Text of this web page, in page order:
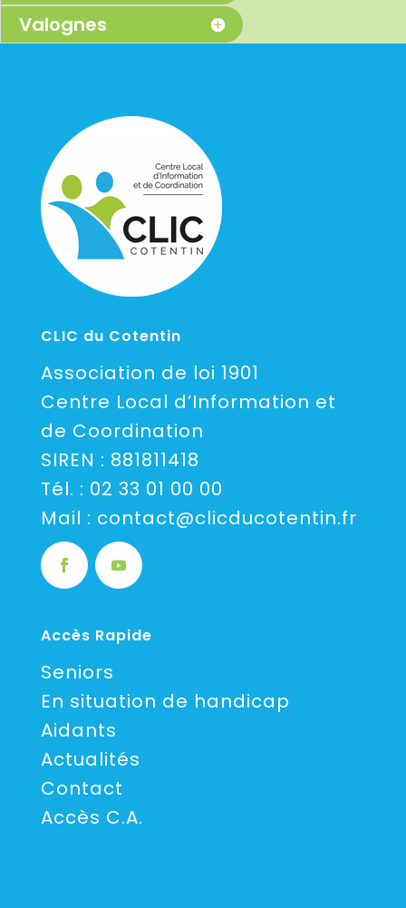
Valognes
CLIC du Cotentin
Association de loi 1901
Centre Local d’Information et
de Coordination
SIREN : 881811418
Tél. : 02 33 01 00 00
Mail : contact@clicducotentin.fr
Accès Rapide
Seniors
En situation de handicap
Aidants
Actualités
Contact
Accès C.A.